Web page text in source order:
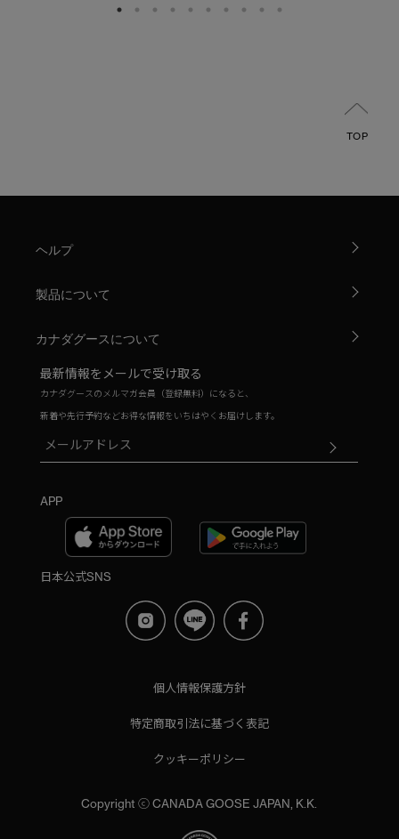
TOP
ヘルプ
製品について
カナダグースについて
最新情報をメールで受け取る
カナダグースのメルマガ会員（登録無料）になると、
新着や先行予約などお得な情報をいちはやくお届けします。
APP
日本公式SNS
個人情報保護方針
特定商取引法に基づく表記
クッキーポリシー
Copyright ⓒ CANADA GOOSE JAPAN, K.K.